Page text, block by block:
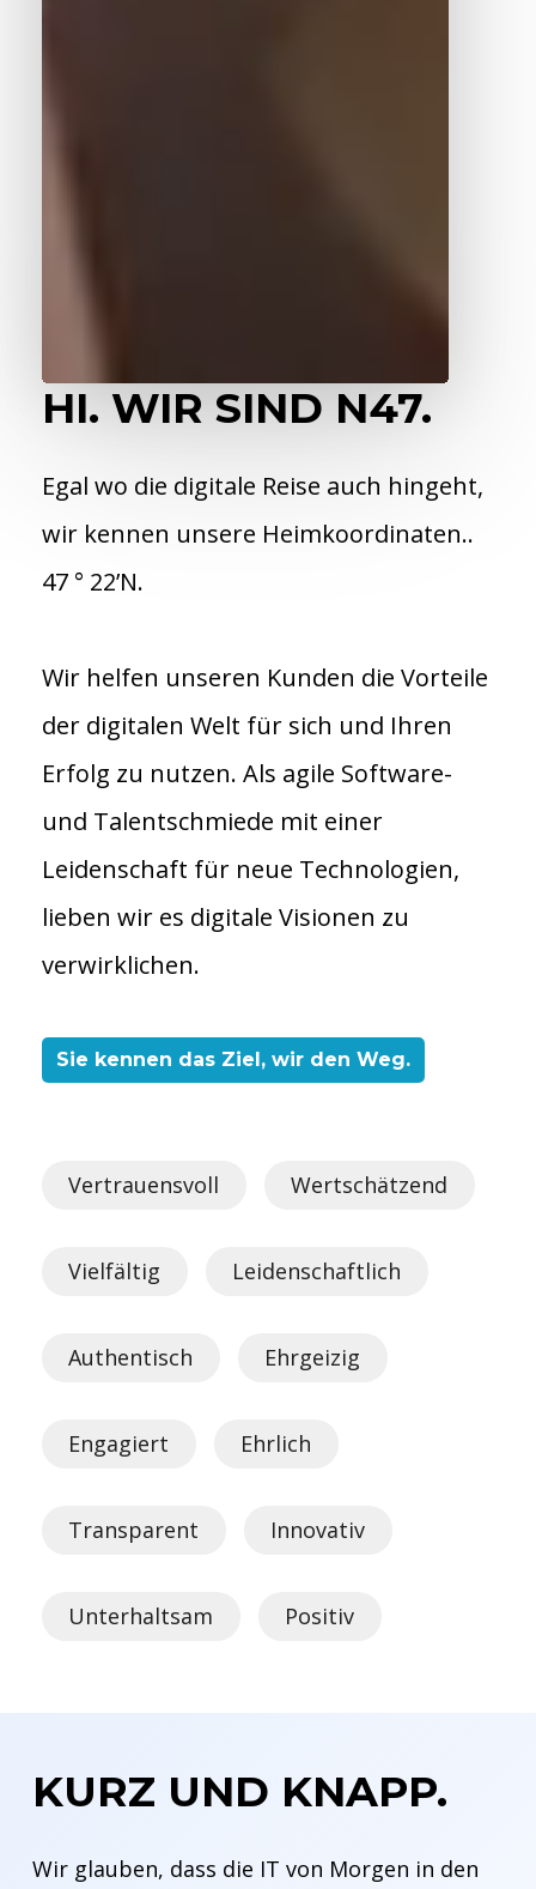
HI. WIR SIND N47.
Egal wo die digitale Reise auch hingeht,
wir kennen unsere Heimkoordinaten..
47 ° 22’N.
Wir helfen unseren Kunden die Vorteile
der digitalen Welt für sich und Ihren
Erfolg zu nutzen. Als agile Software-
und Talentschmiede mit einer
Leidenschaft für neue Technologien,
lieben wir es digitale Visionen zu
verwirklichen.
Sie kennen das Ziel, wir den Weg.
Vertrauensvoll Wertschätzend
Vielfältig Leidenschaftlich
Authentisch Ehrgeizig
Engagiert Ehrlich
Transparent Innovativ
Unterhaltsam Positiv
KURZ UND KNAPP.
Wir glauben, dass die IT von Morgen in den